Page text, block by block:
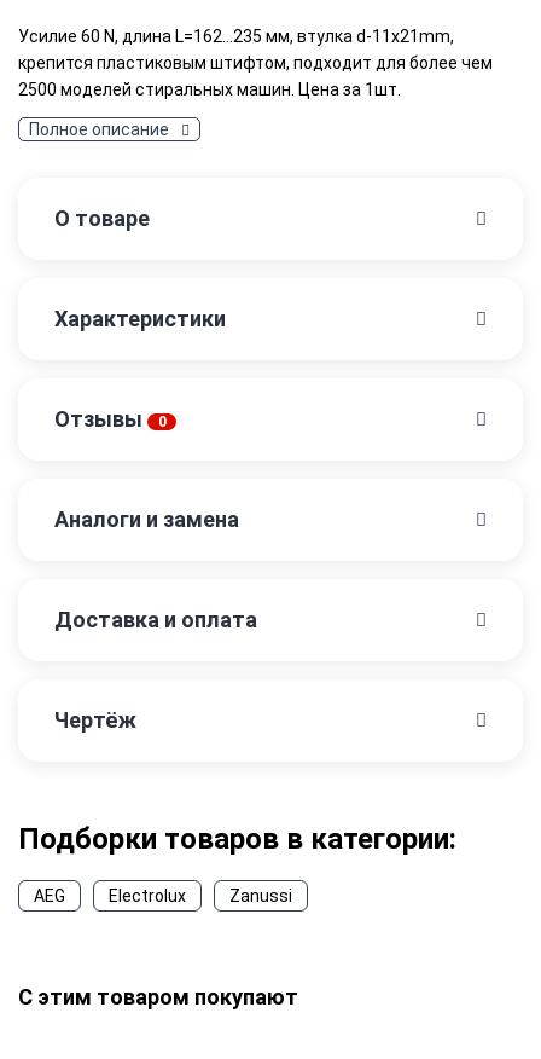
Усилие 60 N, длина L=162...235 мм, втулка d-11x21mm,
крепится пластиковым штифтом, подходит для более чем
2500 моделей стиральных машин. Цена за 1шт.
Полное описание
О товаре
Характеристики
Отзывы 0
Аналоги и замена
Доставка и оплата
Чертёж
Подборки товаров в категории:
AEG Electrolux Zanussi
С этим товаром покупают